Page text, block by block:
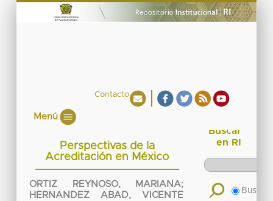
Contacto
Menú
Perspectivas de la
Acreditación en México
ORTIZ REYNOSO, MARIANA;
HERNANDEZ ABAD, VICENTE
Buscar
en RI
Buscar